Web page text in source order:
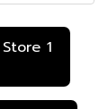
Store 1